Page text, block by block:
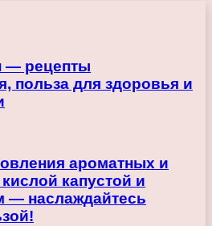
— рецепты
польза для здоровья и
ароматных и
капустой и
— наслаждайтесь